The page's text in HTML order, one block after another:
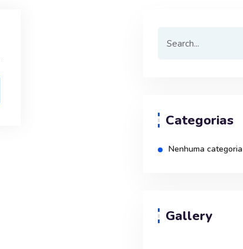
Categorias
Nenhuma categoria
Gallery